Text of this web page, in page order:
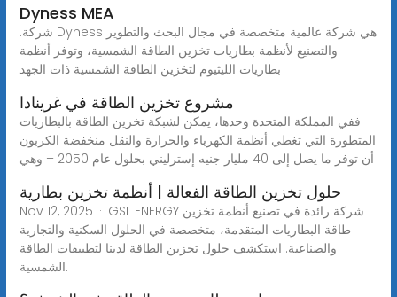
Dyness MEA
.شركة Dyness هي شركة عالمية متخصصة في مجال البحث والتطوير
والتصنيع لأنظمة بطاريات تخزين الطاقة الشمسية، وتوفر أنظمة
بطاريات الليثيوم لتخزين الطاقة الشمسية ذات الجهد
مشروع تخزين الطاقة في غرينادا
ففي المملكة المتحدة وحدها، يمكن لشبكة تخزين الطاقة بالبطاريات
المتطورة التي تغطي أنظمة الكهرباء والحرارة والنقل منخفضة الكربون
أن توفر ما يصل إلى 40 مليار جنيه إسترليني بحلول عام 2050 – وهي
حلول تخزين الطاقة الفعالة | أنظمة تخزين بطارية
Nov 12, 2025 · GSL ENERGY شركة رائدة في تصنيع أنظمة تخزين
طاقة البطاريات المتقدمة، متخصصة في الحلول السكنية والتجارية
والصناعية. استكشف حلول تخزين الطاقة لدينا لتطبيقات الطاقة
الشمسية.